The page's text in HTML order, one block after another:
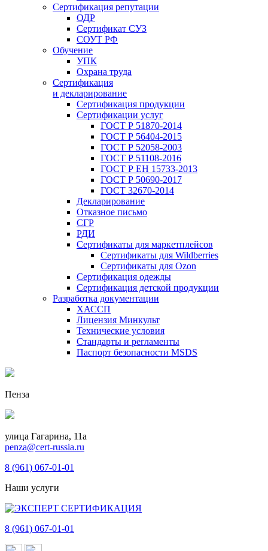
Сертификация репутации
ОДР
Сертификат СУЗ
СОУТ РФ
Обучение
УПК
Охрана труда
Сертификация
и декларирование
Сертификация продукции
Сертификации услуг
ГОСТ Р 51870-2014
ГОСТ Р 56404-2015
ГОСТ Р 52058-2003
ГОСТ Р 51108-2016
ГОСТ Р ЕН 15733-2013
ГОСТ Р 50690-2017
ГОСТ 32670-2014
Декларирование
Отказное письмо
СГР
РДИ
Сертификаты для маркетплейсов
Сертификаты для Wildberries
Сертификаты для Ozon
Сертификация одежды
Сертификация детской продукции
Разработка документации
ХАССП
Лицензия Минкульт
Технические условия
Стандарты и регламенты
Паспорт безопасности MSDS
Пенза
улица Гагарина, 11а
penza@cert-russia.ru
8 (961) 067-01-01
Наши услуги
8 (961) 067-01-01